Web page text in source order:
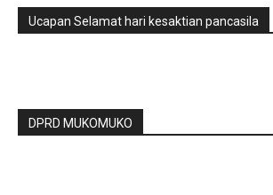
Ucapan Selamat hari kesaktian pancasila
DPRD MUKOMUKO